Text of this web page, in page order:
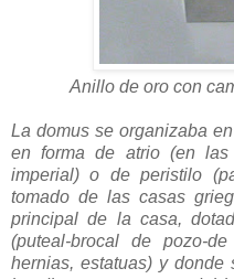
Anillo de oro con
La domus se organizaba
en forma de atrio (en
imperial) o de peristilo
tomado de las casas
principal de la casa,
(puteal-brocal de pozo-
hernias, estatuas) y donde